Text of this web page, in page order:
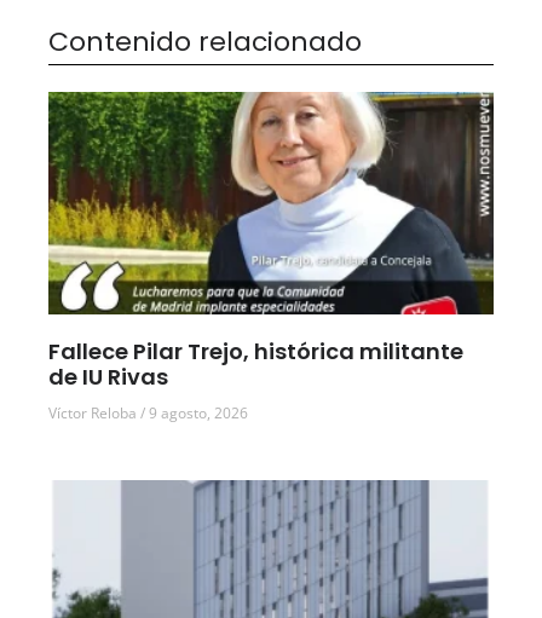
Contenido relacionado
Fallece Pilar Trejo, histórica militante
de IU Rivas
Víctor Reloba 9 agosto, 2026